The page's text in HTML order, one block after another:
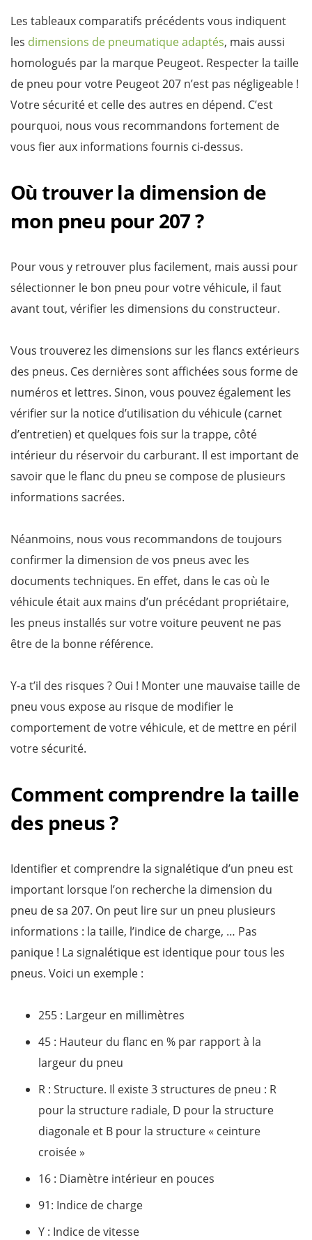
Les tableaux comparatifs précédents vous indiquent
les dimensions de pneumatique adaptés, mais aussi
homologués par la marque Peugeot. Respecter la taille
de pneu pour votre Peugeot 207 n’est pas négligeable !
Votre sécurité et celle des autres en dépend. C’est
pourquoi, nous vous recommandons fortement de
vous fier aux informations fournis ci-dessus.
Où trouver la dimension de
mon pneu pour 207 ?
Pour vous y retrouver plus facilement, mais aussi pour
sélectionner le bon pneu pour votre véhicule, il faut
avant tout, vérifier les dimensions du constructeur.
Vous trouverez les dimensions sur les flancs extérieurs
des pneus. Ces dernières sont affichées sous forme de
numéros et lettres. Sinon, vous pouvez également les
vérifier sur la notice d’utilisation du véhicule (carnet
d’entretien) et quelques fois sur la trappe, côté
intérieur du réservoir du carburant. Il est important de
savoir que le flanc du pneu se compose de plusieurs
informations sacrées.
Néanmoins, nous vous recommandons de toujours
confirmer la dimension de vos pneus avec les
documents techniques. En effet, dans le cas où le
véhicule était aux mains d’un précédant propriétaire,
les pneus installés sur votre voiture peuvent ne pas
être de la bonne référence.
Y-a t’il des risques ? Oui ! Monter une mauvaise taille de
pneu vous expose au risque de modifier le
comportement de votre véhicule, et de mettre en péril
votre sécurité.
Comment comprendre la taille
des pneus ?
Identifier et comprendre la signalétique d’un pneu est
important lorsque l’on recherche la dimension du
pneu de sa 207. On peut lire sur un pneu plusieurs
informations : la taille, l’indice de charge, … Pas
panique ! La signalétique est identique pour tous les
pneus. Voici un exemple :
255 : Largeur en millimètres
45 : Hauteur du flanc en % par rapport à la
largeur du pneu
R : Structure. Il existe 3 structures de pneu : R
pour la structure radiale, D pour la structure
diagonale et B pour la structure « ceinture
croisée »
16 : Diamètre intérieur en pouces
91: Indice de charge
Y : Indice de vitesse